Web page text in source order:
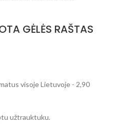
GĖLĖS RAŠTAS
visoje Lietuvoje - 2,90
užtrauktuku.